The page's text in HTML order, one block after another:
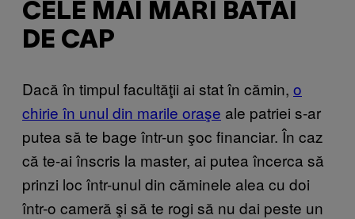
CELE MAI MARI BĂTĂI
DE CAP
Dacă în timpul facultăţii ai stat în cămin, o
chirie în unul din marile oraşe ale patriei s-ar
putea să te bage într-un şoc financiar. În caz
că te-ai înscris la master, ai putea încerca să
prinzi loc într-unul din căminele alea cu doi
într-o cameră şi să te rogi să nu dai peste un